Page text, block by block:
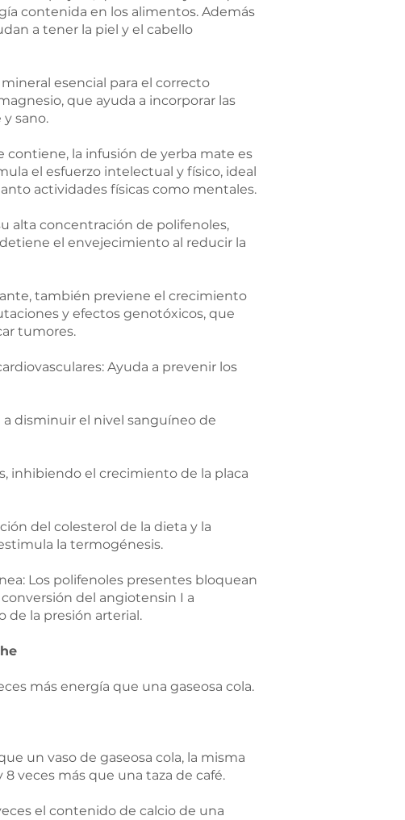
contenida en los alimentos. Además
a tener la piel y el cabello
esencial para el correcto
que ayuda a incorporar las
sano.
contiene, la infusión de yerba mate es
el esfuerzo intelectual y físico, ideal
actividades físicas como mentales.
alta concentración de polifenoles,
el envejecimiento al reducir la
también previene el crecimiento
y efectos genotóxicos, que
tumores.
Ayuda a prevenir los
disminuir el nivel sanguíneo de
inhibiendo el crecimiento de la placa
del colesterol de la dieta y la
la termogénesis.
Los polifenoles presentes bloquean
del angiotensin I a
de la presión arterial.
más energía que una gaseosa cola.
un vaso de gaseosa cola, la misma
veces más que una taza de café.
el contenido de calcio de una